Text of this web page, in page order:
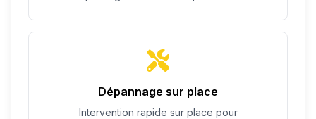
Dépannage sur place
Intervention rapide sur place pour